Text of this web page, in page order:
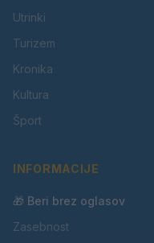
Utrinki
Turizem
Kronika
Kultura
Šport
INFORMACIJE
🎁 Beri brez oglasov
Zasebnost